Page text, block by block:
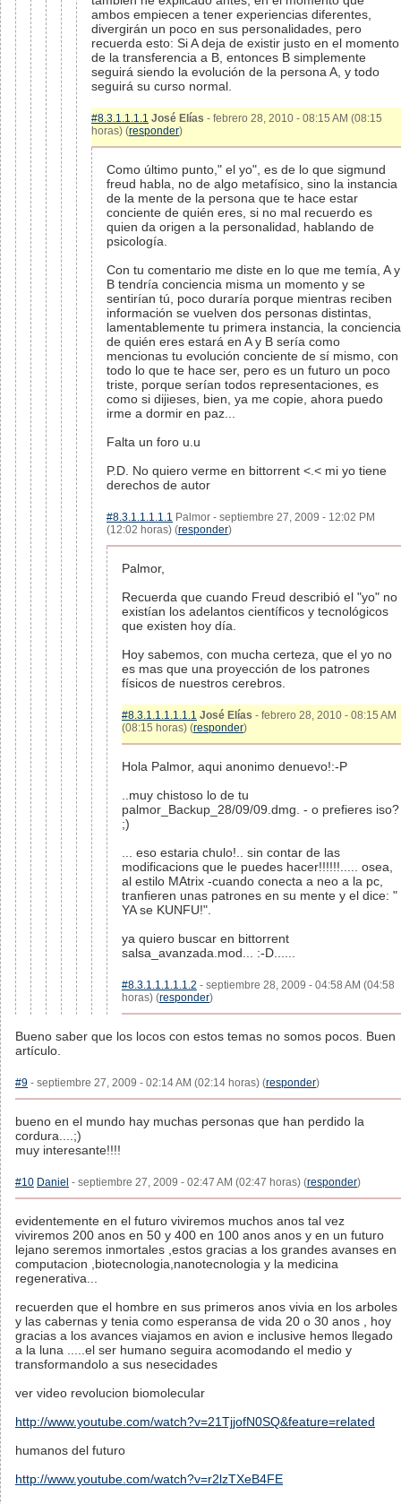
ambos empiecen a tener experiencias diferentes,
divergirán un poco en sus personalidades, pero
recuerda esto: Si A deja de existir justo en el momento
de la transferencia a B, entonces B simplemente
seguirá siendo la evolución de la persona A, y todo
seguirá su curso normal.
#8.3.1.1.1.1 José Elías - febrero 28, 2010 - 08:15 AM (08:15
horas) (responder)
Como último punto," el yo", es de lo que sigmund
freud habla, no de algo metafísico, sino la instancia
de la mente de la persona que te hace estar
conciente de quién eres, si no mal recuerdo es
quien da origen a la personalidad, hablando de
psicología.
Con tu comentario me diste en lo que me temía, A y
B tendría conciencia misma un momento y se
sentirían tú, poco duraría porque mientras reciben
información se vuelven dos personas distintas,
lamentablemente tu primera instancia, la conciencia
de quién eres estará en A y B sería como
mencionas tu evolución conciente de sí mismo, con
todo lo que te hace ser, pero es un futuro un poco
triste, porque serían todos representaciones, es
como si dijieses, bien, ya me copie, ahora puedo
irme a dormir en paz...
Falta un foro u.u
P.D. No quiero verme en bittorrent <.< mi yo tiene
derechos de autor
#8.3.1.1.1.1.1 Palmor - septiembre 27, 2009 - 12:02 PM
(12:02 horas) (responder)
Palmor,
Recuerda que cuando Freud describió el "yo" no
existían los adelantos científicos y tecnológicos
que existen hoy día.
Hoy sabemos, con mucha certeza, que el yo no
es mas que una proyección de los patrones
físicos de nuestros cerebros.
#8.3.1.1.1.1.1.1 José Elías - febrero 28, 2010 - 08:15 AM
(08:15 horas) (responder)
Hola Palmor, aqui anonimo denuevo!:-P
..muy chistoso lo de tu
palmor_Backup_28/09/09.dmg. - o prefieres iso?
;)
... eso estaria chulo!.. sin contar de las
modificacions que le puedes hacer!!!!!!..... osea,
al estilo MAtrix -cuando conecta a neo a la pc,
tranfieren unas patrones en su mente y el dice: "
YA se KUNFU!".
ya quiero buscar en bittorrent
salsa_avanzada.mod... :-D......
#8.3.1.1.1.1.1.2 - septiembre 28, 2009 - 04:58 AM (04:58
horas) (responder)
Bueno saber que los locos con estos temas no somos pocos. Buen
artículo.
#9 - septiembre 27, 2009 - 02:14 AM (02:14 horas) (responder)
bueno en el mundo hay muchas personas que han perdido la
cordura....;)
muy interesante!!!!
#10 Daniel - septiembre 27, 2009 - 02:47 AM (02:47 horas) (responder)
evidentemente en el futuro viviremos muchos anos tal vez
viviremos 200 anos en 50 y 400 en 100 anos anos y en un futuro
lejano seremos inmortales ,estos gracias a los grandes avanses en
computacion ,biotecnologia,nanotecnologia y la medicina
regenerativa...
recuerden que el hombre en sus primeros anos vivia en los arboles
y las cabernas y tenia como esperansa de vida 20 o 30 anos , hoy
gracias a los avances viajamos en avion e inclusive hemos llegado
a la luna .....el ser humano seguira acomodando el medio y
transformandolo a sus nesecidades
ver video revolucion biomolecular
http://www.youtube.com/watch?v=21TjjofN0SQ&feature=related
humanos del futuro
http://www.youtube.com/watch?v=r2lzTXeB4FE